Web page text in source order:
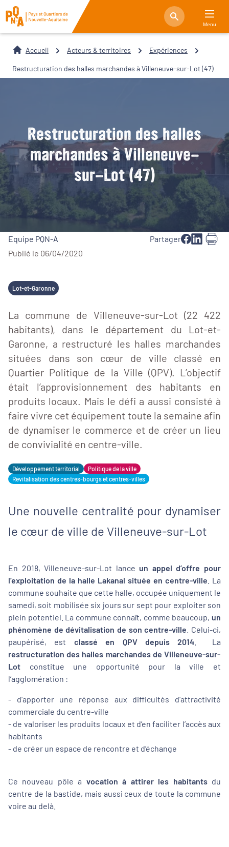
Menu
Accueil Acteurs & territoires Expériences
Restructuration des halles marchandes à Villeneuve-sur-Lot (47)
Restructuration des halles
marchandes à Villeneuve-
sur-Lot (47)
Equipe PQN-A
Publié le 06/04/2020
Partager
Lot-et-Garonne
La commune de Villeneuve-sur-Lot (22 422
habitants), dans le département du Lot-et-
Garonne, a restructuré les halles marchandes
situées dans son cœur de ville classé en
Quartier Politique de la Ville (QPV). L’objectif
était l’approvisionnement des habitants en
produits locaux. Mais le défi a aussi consisté à
faire vivre cet équipement toute la semaine afin
de dynamiser le commerce et de créer un lieu
de convivialité en centre-ville.
Développement territorial
Politique de la ville
Revitalisation des centres-bourgs et centres-villes
Une nouvelle centralité pour dynamiser
le cœur de ville de Villeneuve-sur-Lot
En 2018, Villeneuve-sur-Lot lance un appel d’offre pour
l’exploitation de la halle Lakanal située en centre-ville . La
commune souhaite que cette halle, occupée uniquement le
samedi, soit mobilisée six jours sur sept pour exploiter son
plein potentiel. La commune connaît, comme beaucoup, un
phénomène de dévitalisation de son centre-ville . Celui-ci,
paupérisé, est classé en QPV depuis 2014 . La
restructuration des halles marchandes de Villeneuve-sur-
Lot constitue une opportunité pour la ville et
l’agglomération :
- d’apporter une réponse aux difficultés d’attractivité
commerciale du centre-ville
- de valoriser les produits locaux et d’en faciliter l’accès aux
habitants
- de créer un espace de rencontre et d’échange
Ce nouveau pôle a vocation à attirer les habitantsdu
centre de la bastide, mais aussi ceux de toute la commune
voire au delà.